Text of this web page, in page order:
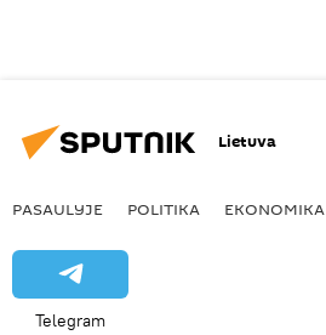
Lietuva
PASAULYJE POLITIKA EKONOMIKA
Telegram